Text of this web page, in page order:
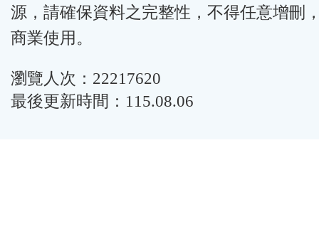
源，請確保資料之完整性，不得任意增刪
商業使用。
瀏覽人次：22217620
最後更新時間：115.08.06